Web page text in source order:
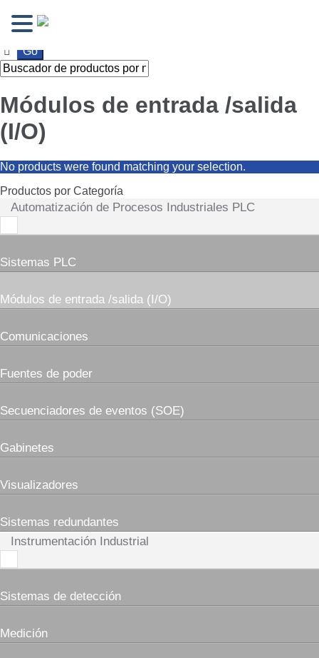
a
la
navegación
al
contenido
Módulos de entrada /salida
(I/O)
No products were found matching your selection.
Productos por Categoría
Automatización de Procesos Industriales PLC
Sistemas PLC
Módulos de entrada /salida (I/O)
Comunicaciones
Fuentes de poder
Secuenciadores de eventos (SOE)
Gabinetes
Visualizadores
Sistemas redundantes
Instrumentación Industrial
Sistemas de detección
Medición